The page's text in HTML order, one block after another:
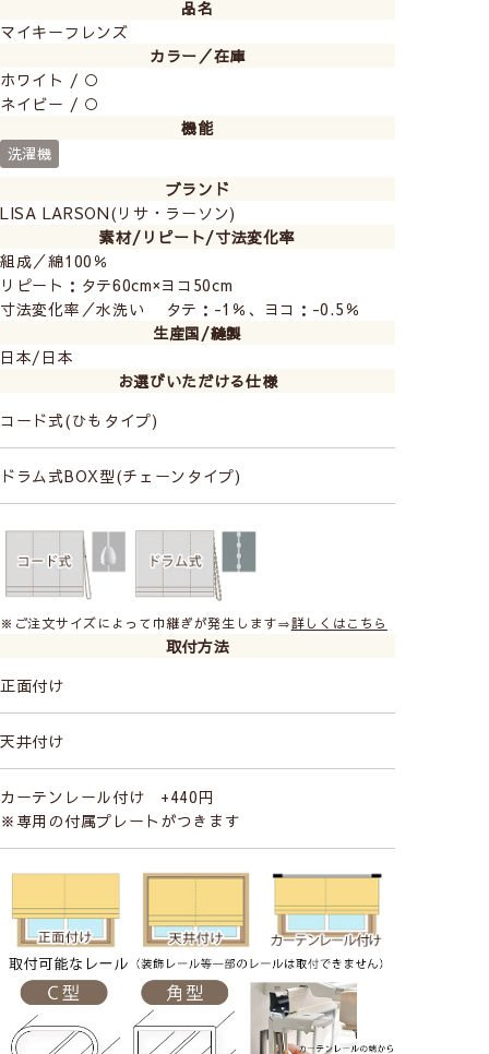
▲こちらの写真はカフェカーテンです
綿100％素材でナチュラルな風合いと上質な質感も魅力
的です
品名
マイキーフレンズ
カラー／在庫
ホワイト / ○
ネイビー / ○
機能
洗濯機
ブランド
LISA LARSON(リサ・ラーソン)
素材/リピート/寸法変化率
組成／綿100％
リピート：タテ60cm×ヨコ50cm
寸法変化率／水洗い タテ：-1％、ヨコ：-0.5％
生産国/縫製
日本/日本
お選びいただける仕様
コード式(ひもタイプ)
ドラム式BOX型(チェーンタイプ)
※ご注文サイズによって巾継ぎが発生します⇒詳しくはこちら
取付方法
正面付け
天井付け
カーテンレール付け +440円
※専用の付属プレートがつきます